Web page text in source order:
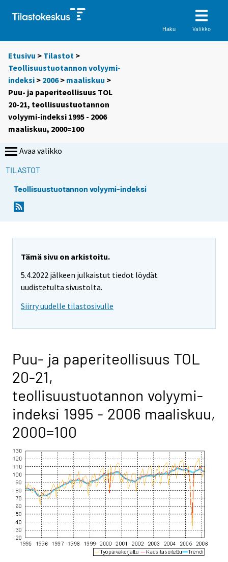
Haku Valikko
Etusivu > Tilastot >
Teollisuustuotannon volyymi-
indeksi > 2006> maaliskuu >
Puu- ja paperiteollisuus TOL
20-21, teollisuustuotannon
volyymi-indeksi 1995 - 2006
maaliskuu, 2000=100
Avaa valikko
TILASTOT
Teollisuustuotannon volyymi-indeksi
Tämä sivu on arkistoitu.
5.4.2022 jälkeen julkaistut tiedot löydät
uudistetulta sivustolta.
Siirry uudelle tilastosivulle
Puu- ja paperiteollisuus TOL
20-21,
teollisuustuotannon volyymi-
indeksi 1995 - 2006 maaliskuu,
2000=100